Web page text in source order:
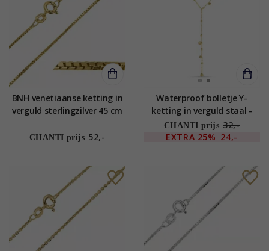
BNH venetiaanse ketting in
verguld sterlingzilver 45 cm
CHANTI prijs 52,-
Waterproof bolletje Y-
ketting in verguld staal -
OCEANA
CHANTI prijs 32,-
EXTRA 25% 24,-